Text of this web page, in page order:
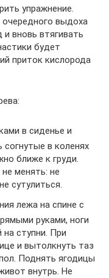
упражнение.
выдоха
вновь втягивать
будет
приток кислорода
в сиденье и
в коленях
ближе к груди.
менять: не
сутулиться.
лежа на спине с
руками, ноги
на ступни. При
и вытолкнуть таз
Поднять ягодицы
внутрь. Не